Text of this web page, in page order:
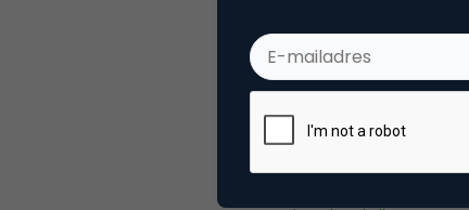
Tags
Plaats reactie